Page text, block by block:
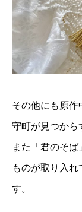
その他にも原
守町が見つから
また「君のそ
ものが取り入
す。